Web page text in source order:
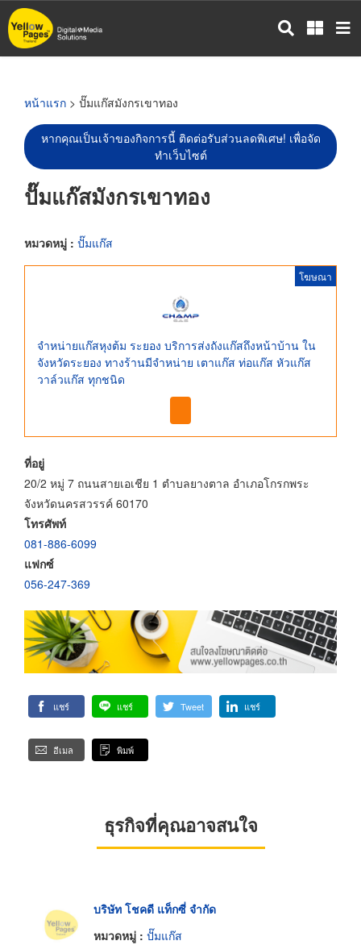
ข้าม
ไป
หน้าแรก > ปั๊มแก๊สมังกรเขาทอง
หากคุณเป็นเจ้าของกิจการนี้ ติดต่อรับส่วนลดพิเศษ! เพื่อจัด
ทำเว็บไซต์
ปั๊มแก๊สมังกรเขาทอง
หมวดหมู่ : ปั๊มแก๊ส
โฆษณา
จำหน่ายแก๊สหุงต้ม ระยอง บริการส่งถังแก๊สถึงหน้าบ้าน ใน
จังหวัดระยอง ทางร้านมีจำหน่าย เตาแก๊ส ท่อแก๊ส หัวแก๊ส
วาล์วแก๊ส ทุกชนิด
ที่อยู่
20/2 หมู่ 7 ถนนสายเอเชีย 1 ตำบลยางตาล อำเภอโกรกพระ
จังหวัดนครสวรรค์ 60170
โทรศัพท์
081-886-6099
แฟกซ์
056-247-369
แชร์ แชร์ Tweet แชร์
อีเมล พิมพ์
ธุรกิจที่คุณอาจสนใจ
บริษัท โชคดี แท็กซี่ จำกัด
หมวดหมู่ : ปั๊มแก๊ส